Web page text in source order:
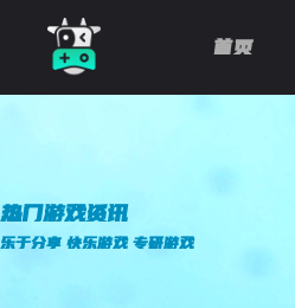
首页
热门游戏资讯
乐于分享 快乐游戏 专研游戏